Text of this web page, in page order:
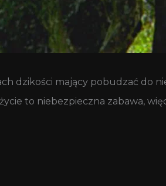
dzikości mający pobudzać do
to niebezpieczna zabawa,